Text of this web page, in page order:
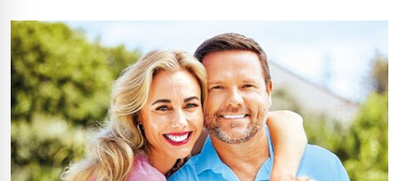
můžete obohatit své rituály a přinést do svého života
větší harmonii a klid. Je důležité